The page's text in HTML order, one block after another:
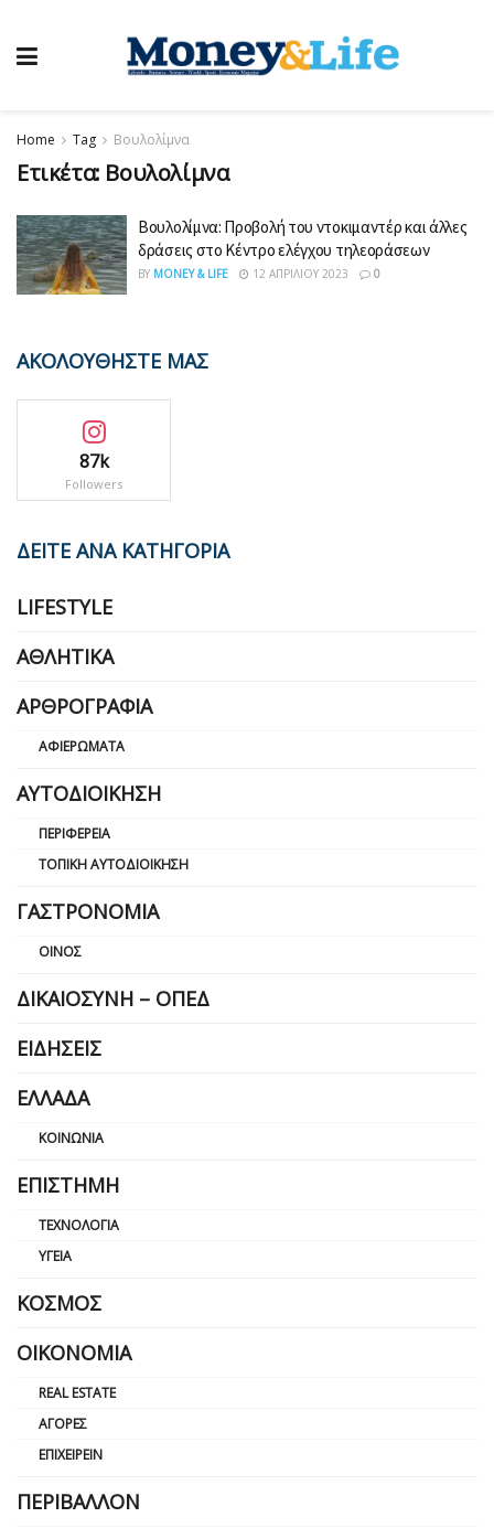
Home Tag Βουλολίμνα
Ετικέτα: Βουλολίμνα
Βουλολίμνα: Προβολή του ντοκιμαντέρ και άλλες
δράσεις στο Κέντρο ελέγχου τηλεοράσεων
BY MONEY & LIFE 12 ΑΠΡΙΛΊΟΥ 2023 0
ΑΚΟΛΟΥΘΗΣΤΕ ΜΑΣ
87k
Followers
ΔΕΙΤΕ ΑΝΑ ΚΑΤΗΓΟΡΙΑ
LIFESTYLE
ΑΘΛΗΤΙΚΆ
ΑΡΘΡΟΓΡΑΦΊΑ
ΑΦΙΕΡΏΜΑΤΑ
ΑΥΤΟΔΙΟΊΚΗΣΗ
ΠΕΡΙΦΈΡΕΙΑ
ΤΟΠΙΚΉ ΑΥΤΟΔΙΟΊΚΗΣΗ
ΓΑΣΤΡΟΝΟΜΊΑ
ΟΊΝΟΣ
ΔΙΚΑΙΟΣΎΝΗ – ΟΠΕΔ
ΕΙΔΉΣΕΙΣ
ΕΛΛΆΔΑ
ΚΟΙΝΩΝΊΑ
ΕΠΙΣΤΉΜΗ
ΤΕΧΝΟΛΟΓΊΑ
ΥΓΕΊΑ
ΚΌΣΜΟΣ
ΟΙΚΟΝΟΜΊΑ
REAL ESTATE
ΑΓΟΡΈΣ
ΕΠΙΧΕΙΡΕΊΝ
ΠΕΡΙΒΆΛΛΟΝ